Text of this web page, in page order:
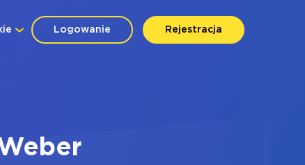
Logowanie Rejestracja